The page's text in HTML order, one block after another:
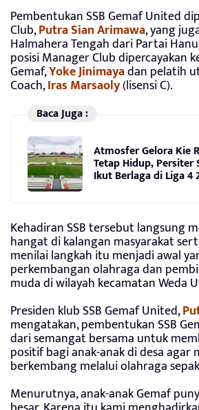
Pembentukan SSB Gemaf United
Club,Putra Sian Arimawa, yang
Halmahera Tengah dari Partai
posisi Manager Club dipercayakan
Gemaf,Yoke Jinimayadan pelatih
Coach,Iras Marsaoly(lisensi C).
Baca Juga :
Atmosfer Gelora Kie
Tetap Hidup, Persiter
Ikut Berlaga di Liga 4
Kehadiran SSB tersebut langsung
hangat di kalangan masyarakat
menilai langkah itu menjadi awal
perkembangan olahraga dan
muda di wilayah kecamatan Weda
Presiden klub SSB Gemaf United,
mengatakan, pembentukan SSB
dari semangat bersama untuk
positif bagi anak-anak di desa agar
berkembang melalui olahraga
Menurutnya, anak-anak Gemaf